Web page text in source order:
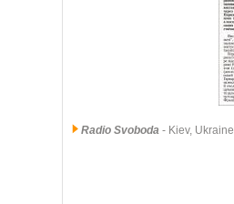
Radio Svoboda - Kiev, Ukraine